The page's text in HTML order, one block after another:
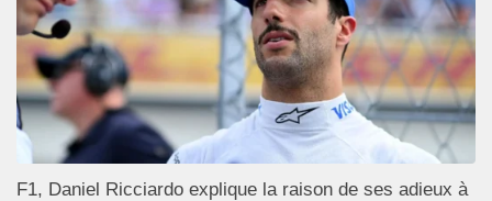
F1, Daniel Ricciardo explique la raison de ses adieux à